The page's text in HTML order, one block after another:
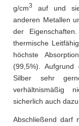
g/cm3
auf und
anderen Metallen
der
thermische
höchste
(99,5%). Aufgrund
Silber sehr
verhältnismäßig
sicherlich auch
Abschließend darf